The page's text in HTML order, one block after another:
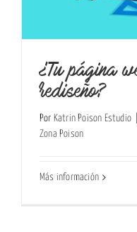
¿Tu página
rediseño?
Por Katrin Poison Estudio
Zona Poison
Más información